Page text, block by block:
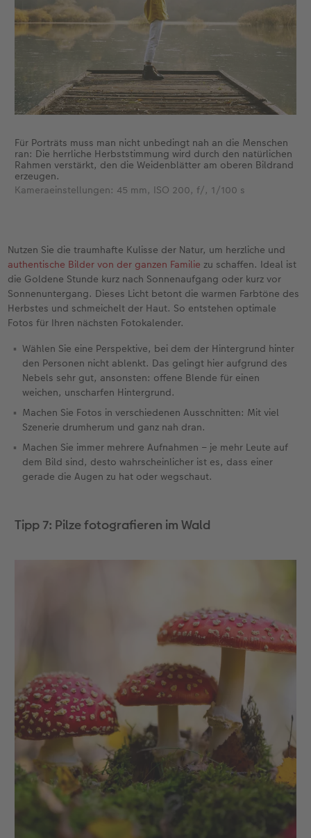
Für Porträts muss man nicht unbedingt nah an die Menschen
ran: Die herrliche Herbststimmung wird durch den natürlichen
Rahmen verstärkt, den die Weidenblätter am oberen Bildrand
erzeugen.
Kameraeinstellungen: 45 mm, ISO 200, f/, 1/100 s
Nutzen Sie die traumhafte Kulisse der Natur, um herzliche und
authentische Bilder von der ganzen Familie zu schaffen. Ideal ist
die Goldene Stunde kurz nach Sonnenaufgang oder kurz vor
Sonnenuntergang. Dieses Licht betont die warmen Farbtöne des
Herbstes und schmeichelt der Haut. So entstehen optimale
Fotos für Ihren nächsten Fotokalender.
Wählen Sie eine Perspektive, bei dem der Hintergrund hinter
den Personen nicht ablenkt. Das gelingt hier aufgrund des
Nebels sehr gut, ansonsten: offene Blende für einen
weichen, unscharfen Hintergrund.
Machen Sie Fotos in verschiedenen Ausschnitten: Mit viel
Szenerie drumherum und ganz nah dran.
Machen Sie immer mehrere Aufnahmen – je mehr Leute auf
dem Bild sind, desto wahrscheinlicher ist es, dass einer
gerade die Augen zu hat oder wegschaut.
Tipp 7: Pilze fotografieren im Wald